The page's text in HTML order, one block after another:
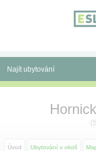
Najít ubytování
Autobusové zájezdy
(
Úvod Ubytování v okolí